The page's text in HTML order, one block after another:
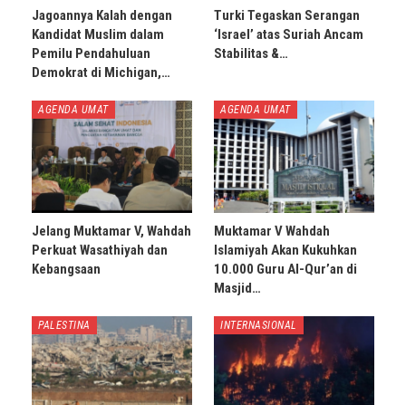
Jagoannya Kalah dengan
Kandidat Muslim dalam
Pemilu Pendahuluan
Demokrat di Michigan,…
Turki Tegaskan Serangan
‘Israel’ atas Suriah Ancam
Stabilitas &…
AGENDA UMAT
Jelang Muktamar V, Wahdah
Perkuat Wasathiyah dan
Kebangsaan
AGENDA UMAT
Muktamar V Wahdah
Islamiyah Akan Kukuhkan
10.000 Guru Al-Qur’an di
Masjid…
PALESTINA INTERNASIONAL